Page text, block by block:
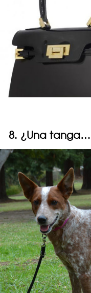
8. ¿Una